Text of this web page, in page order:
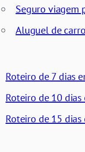
Seguro viagem
Aluguel de
Roteiro de 7 dias
Roteiro de 10
Roteiro de 15